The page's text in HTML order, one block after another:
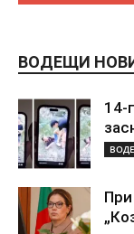
ВОДЕЩИ
14-